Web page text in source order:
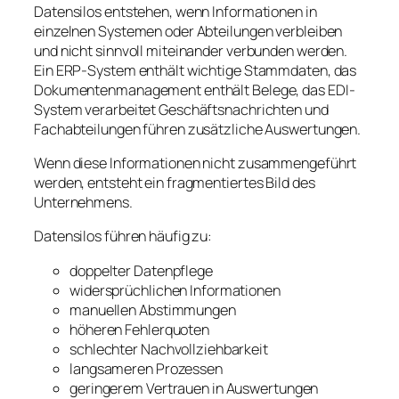
Datensilos entstehen, wenn Informationen in
einzelnen Systemen oder Abteilungen verbleiben
und nicht sinnvoll miteinander verbunden werden.
Ein ERP-System enthält wichtige Stammdaten, das
Dokumentenmanagement enthält Belege, das EDI-
System verarbeitet Geschäftsnachrichten und
Fachabteilungen führen zusätzliche Auswertungen.
Wenn diese Informationen nicht zusammengeführt
werden, entsteht ein fragmentiertes Bild des
Unternehmens.
Datensilos führen häufig zu:
doppelter Datenpflege
widersprüchlichen Informationen
manuellen Abstimmungen
höheren Fehlerquoten
schlechter Nachvollziehbarkeit
langsameren Prozessen
geringerem Vertrauen in Auswertungen